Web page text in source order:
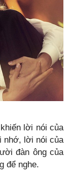
lời nói của
nhớ, lời nói của
đàn ông của
để nghe.